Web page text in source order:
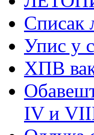
Списак
Упис у
ХПВ
IV и VIII